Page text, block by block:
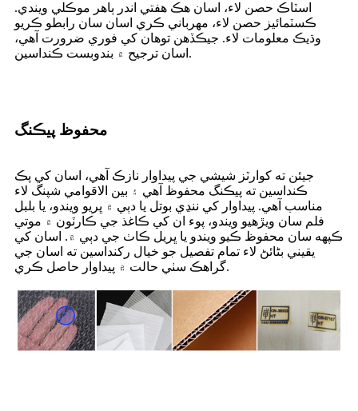
اسٽاڪ حصن لاء، اسان هڪ هفتي اندر ٻاهر موڪلي ويندي.
ڪسٽمائيز حصن لاء، مهرباني ڪري اسان سان رابطو ڪريو
وڌيڪ معلومات لاء. جيڪڏهن توهان کي فوري ضرورت آهي،
اسان ترجيح ۾ بندوبست ڪنداسين.
محفوظ پيڪنگ
جيئن ته کوارٽز شيشي جي پيداوار نازڪ آهي، اسان کي پڪ
ڪنداسين ته پيڪنگ محفوظ آهي ۽ بين الاقوامي شپنگ لاء
مناسب آهي. پيداوار کي ننڍي بوتل يا دٻي ۾ ڀريو ويندو، يا بلبل
فلم سان ويڙهيو ويندو، پوء ان کي ڪاغذ جي ڪارٽون ۾ موتي
ڪپهه سان محفوظ ڪيو ويندو يا ڀريل ڪاٺ جي دٻي ۾. اسان کي
يقيني بڻائڻ لاء تمام تفصيل جو خيال رکنداسين ته اسان جي
گراهڪ سٺي حالت ۾ پيداوار حاصل ڪري.